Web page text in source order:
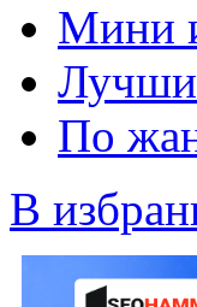
Мини
По
В